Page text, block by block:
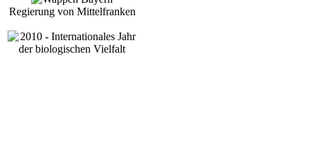
Regierung von Mittelfranken